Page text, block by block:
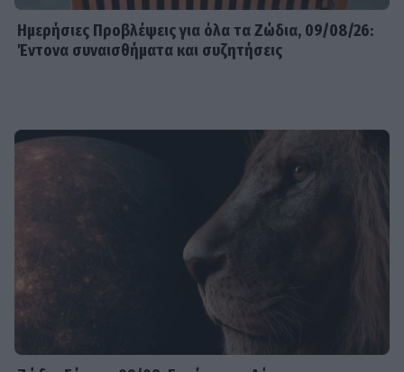
Ημερήσιες Προβλέψεις για όλα τα Ζώδια, 09/08/26:
Έντονα συναισθήματα και συζητήσεις